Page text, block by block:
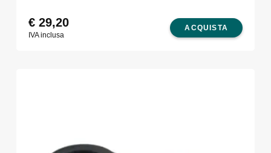
ACQUISTA
€29,20
IVA inclusa